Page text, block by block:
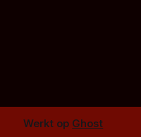
Werkt op Ghost